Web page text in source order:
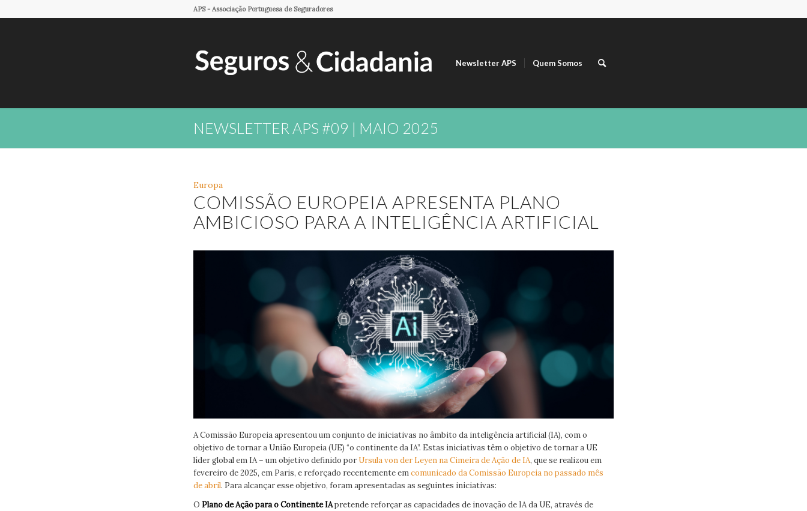
APS - Associação Portuguesa de Seguradores
Newsletter APS Quem Somos
NEWSLETTER APS #09 | MAIO 2025
Europa
COMISSÃO EUROPEIA APRESENTA PLANO
AMBICIOSO PARA A INTELIGÊNCIA ARTIFICIAL
A Comissão Europeia apresentou um conjunto de iniciativas no âmbito da inteligência artificial (IA), com o
objetivo de tornar a União Europeia (UE) “o continente da IA”. Estas iniciativas têm o objetivo de tornar a UE
líder global em IA – um objetivo definido por Ursula von der Leyen na Cimeira de Ação de IA, que se realizou em
fevereiro de 2025, em Paris, e reforçado recentemente emcomunicado da Comissão Europeia no passado mês
de abril. Para alcançar esse objetivo, foram apresentadas as seguintes iniciativas:
O Plano de Ação para o Continente IApretende reforçar as capacidades de inovação de IA da UE, através de